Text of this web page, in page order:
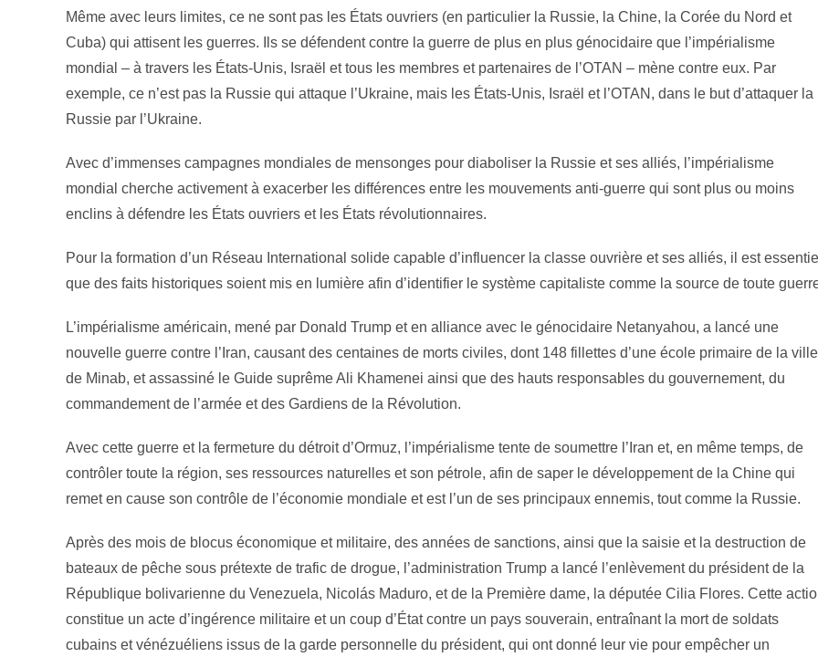
Même avec leurs limites, ce ne sont pas les États ouvriers (en particulier la Russie, la Chine, la Corée du Nord et
Cuba) qui attisent les guerres. Ils se défendent contre la guerre de plus en plus génocidaire que l’impérialisme
mondial – à travers les États-Unis, Israël et tous les membres et partenaires de l’OTAN – mène contre eux. Par
exemple, ce n’est pas la Russie qui attaque l’Ukraine, mais les États-Unis, Israël et l’OTAN, dans le but d’attaquer la
Russie par l’Ukraine.
Avec d’immenses campagnes mondiales de mensonges pour diaboliser la Russie et ses alliés, l’impérialisme
mondial cherche activement à exacerber les différences entre les mouvements anti-guerre qui sont plus ou moins
enclins à défendre les États ouvriers et les États révolutionnaires.
Pour la formation d’un Réseau International solide capable d’influencer la classe ouvrière et ses alliés, il est
que des faits historiques soient mis en lumière afin d’identifier le système capitaliste comme la source de toute
L’impérialisme américain, mené par Donald Trump et en alliance avec le génocidaire Netanyahou, a lancé une
nouvelle guerre contre l’Iran, causant des centaines de morts civiles, dont 148 fillettes d’une école primaire de la ville
de Minab, et assassiné le Guide suprême Ali Khamenei ainsi que des hauts responsables du gouvernement, du
commandement de l’armée et des Gardiens de la Révolution.
Avec cette guerre et la fermeture du détroit d’Ormuz, l’impérialisme tente de soumettre l’Iran et, en même temps, de
contrôler toute la région, ses ressources naturelles et son pétrole, afin de saper le développement de la Chine qui
remet en cause son contrôle de l’économie mondiale et est l’un de ses principaux ennemis, tout comme la Russie.
Après des mois de blocus économique et militaire, des années de sanctions, ainsi que la saisie et la destruction de
bateaux de pêche sous prétexte de trafic de drogue, l’administration Trump a lancé l’enlèvement du président de la
République bolivarienne du Venezuela, Nicolás Maduro, et de la Première dame, la députée Cilia Flores. Cette
constitue un acte d’ingérence militaire et un coup d’État contre un pays souverain, entraînant la mort de soldats
cubains et vénézuéliens issus de la garde personnelle du président, qui ont donné leur vie pour empêcher un